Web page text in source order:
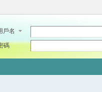
戶名
碼